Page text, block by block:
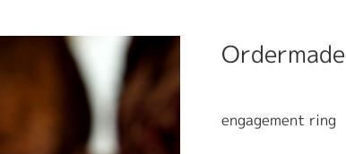
Ordermade
engagement ring